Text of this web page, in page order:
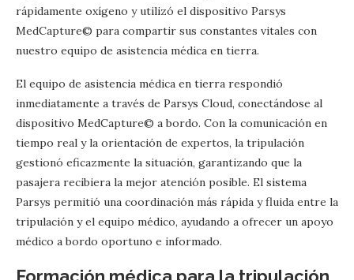
rápidamente oxígeno y utilizó el dispositivo Parsys
MedCapture© para compartir sus constantes vitales con
nuestro equipo de asistencia médica en tierra.
El equipo de asistencia médica en tierra respondió
inmediatamente a través de Parsys Cloud, conectándose al
dispositivo MedCapture© a bordo. Con la comunicación en
tiempo real y la orientación de expertos, la tripulación
gestionó eficazmente la situación, garantizando que la
pasajera recibiera la mejor atención posible. El sistema
Parsys permitió una coordinación más rápida y fluida entre la
tripulación y el equipo médico, ayudando a ofrecer un apoyo
médico a bordo oportuno e informado.